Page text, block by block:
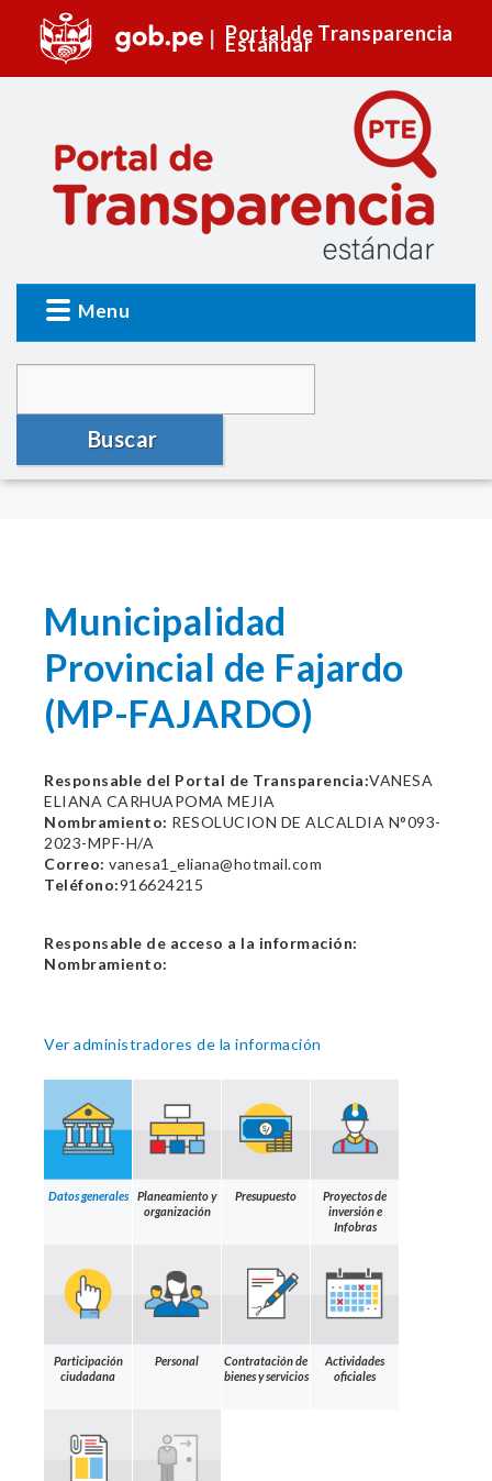
Portal de Transparencia
Estándar
Menu
Buscar
Municipalidad
Provincial de Fajardo
(MP-FAJARDO)
Responsable del Portal de Transparencia:VANESA
ELIANA CARHUAPOMA MEJIA
Nombramiento: RESOLUCION DE ALCALDIA N°093-
2023-MPF-H/A
Correo: vanesa1_eliana@hotmail.com
Teléfono:916624215
Responsable de acceso a la información:
Nombramiento:
Ver administradores de la información
Datos generales
Planeamiento y
organización
Presupuesto
Proyectos de
inversión e
Infobras
Participación
ciudadana
Personal
Contratación de
bienes y servicios
Actividades
oficiales